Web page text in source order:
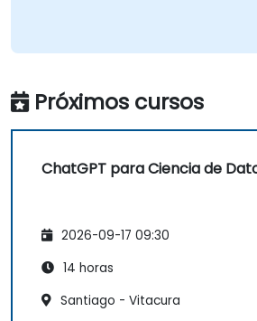
Próximos cursos
ChatGPT para Ciencia de
2026-09-17 09:30
14 horas
Santiago - Vitacura